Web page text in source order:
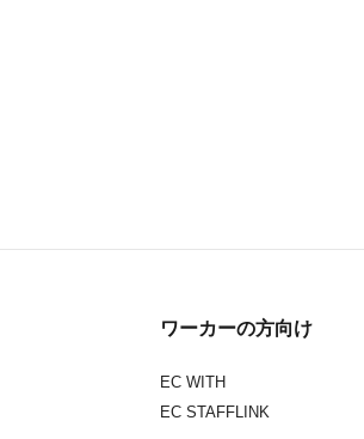
ワーカーの方向け
EC WITH
EC STAFFLINK